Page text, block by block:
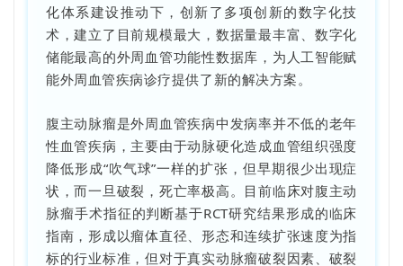
化体系建设推动下，创新了多项创新的数字化技
术，建立了目前规模最大，数据量最丰富、数字化
储能最高的外周血管功能性数据库，为人工智能赋
能外周血管疾病诊疗提供了新的解决方案。
腹主动脉瘤是外周血管疾病中发病率并不低的老年
性血管疾病，主要由于动脉硬化造成血管组织强度
降低形成“吹气球”一样的扩张，但早期很少出现症
状，而一旦破裂，死亡率极高。目前临床对腹主动
脉瘤手术指征的判断基于RCT研究结果形成的临床
指南，形成以瘤体直径、形态和连续扩张速度为指
标的行业标准，但对于真实动脉瘤破裂因素、破裂